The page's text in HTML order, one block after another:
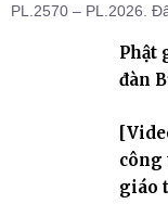
PL.2570 – PL.2026.
thứ I, thể hiện sự
Tăng tài và tiếp nối
Phật
đàn
công
giáo